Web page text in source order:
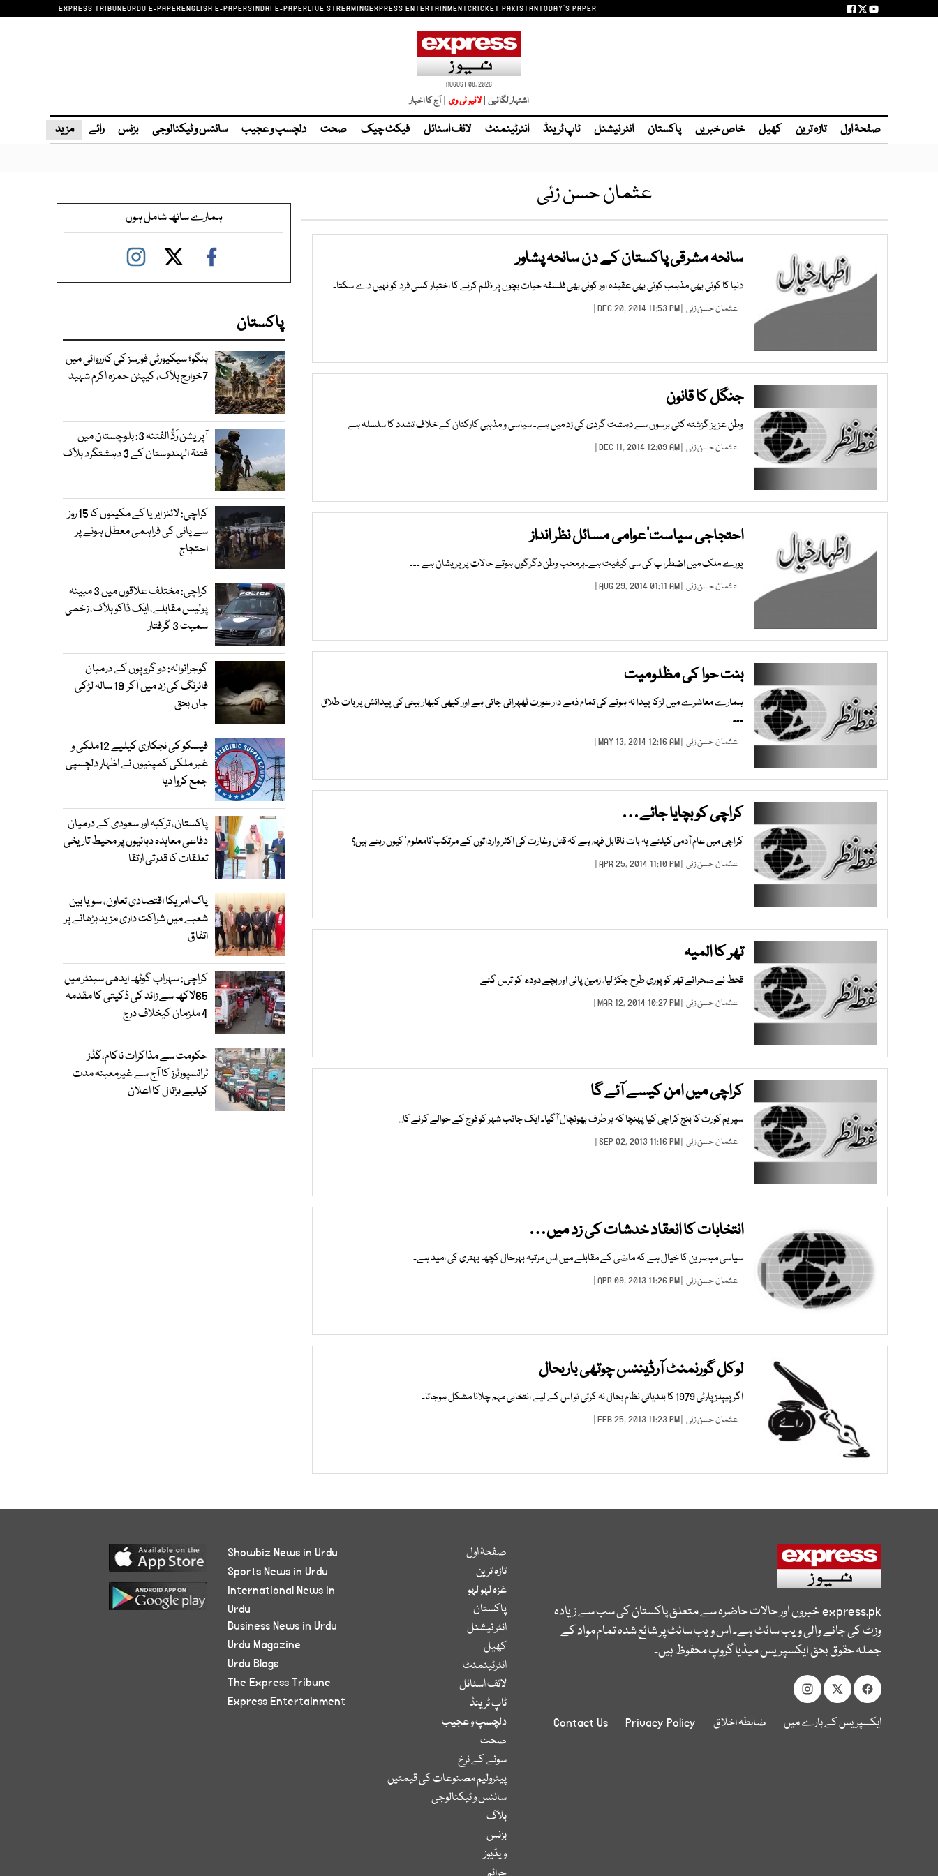
EXPRESS TRIBUNEURDU E-PAPERENGLISH E-PAPERSINDHI E-PAPERLIVE STREAMINGEXPRESS ENTERTAINMENTCRICKET PAKISTANTODAY'S PAPER
AUGUST 08, 2026
اشتہار لگائیں |لائیو ٹی وی | آج کا اخبار
صفحۂ اول تازہ ترین کھیل خاص خبریں پاکستان انٹر نیشنل ٹاپ ٹرینڈ انٹرٹینمنٹ لائف اسٹائل فیکٹ چیک صحت دلچسپ و عجیب سائنس و ٹیکنالوجی بزنس رائے مزید
عثمان حسن زئی
سانحہ مشرقی پاکستان کے دن سانحہ پشاور
دنیا کا کوئی بھی مذہب کوئی بھی عقیدہ اور کوئی بھی فلسفہ حیات بچوں پر ظلم کرنے کا اختیار کسی فرد کو نہیں دے سکتا۔
عثمان حسن زئی | DEC 20, 2014 11:53 PM |
جنگل کا قانون
وطن عزیز گزشتہ کئی برسوں سے دہشت گردی کی زد میں ہے۔ سیاسی و مذہبی کارکنان کے خلاف تشدد کا سلسلہ ہے
عثمان حسن زئی | DEC 11, 2014 12:09 AM |
احتجاجی سیاست‘عوامی مسائل نظر انداز
پورے ملک میں اضطراب کی سی کیفیت ہے۔ہرمحب وطن دگرگوں ہوتے حالات پر پریشان ہے ۔۔۔
عثمان حسن زئی | AUG 29, 2014 01:11 AM |
بنت حوا کی مظلومیت
ہمارے معاشرے میں لڑکا پیدا نہ ہونے کی تمام ذمے دار عورت ٹھہرائی جاتی ہے اور کبھی کبھار بیٹی کی پیدائش پر بات طلاق
۔۔۔
عثمان حسن زئی | MAY 13, 2014 12:16 AM |
کراچی کو بچایا جائے…
کراچی میں عام آدمی کیلئے یہ بات ناقابل فہم ہے کہ قتل وغارت کی اکثر وارداتوں کے مرتکب’نامعلوم‘ کیوں رہتے ہیں؟
عثمان حسن زئی | APR 25, 2014 11:10 PM |
تھر کا المیہ
قحط نے صحرائے تھر کو پوری طرح جکڑ لیا، زمین پانی اور بچے دودھ کو ترس گئے
عثمان حسن زئی | MAR 12, 2014 10:27 PM |
کراچی میں امن کیسے آئے گا
سپریم کورٹ کا بنچ کراچی کیا پہنچا کہ ہر طرف بھونچال آگیا۔ ایک جانب شہر کو فوج کے حوالے کرنے کا...
عثمان حسن زئی | SEP 02, 2013 11:16 PM |
انتخابات کا انعقاد خدشات کی زد میں…
سیاسی مبصرین کا خیال ہے کہ ماضی کے مقابلے میں اس مرتبہ بہرحال کچھ بہتری کی امید ہے۔
عثمان حسن زئی | APR 09, 2013 11:26 PM |
لوکل گورنمنٹ آرڈیننس چوتھی باربحال
اگر پیپلزپارٹی 1979 کا بلدیاتی نظام بحال نہ کرتی تو اس کے لیے انتخابی مہم چلانا مشکل ہوجاتا۔
عثمان حسن زئی | FEB 25, 2013 11:23 PM |
ہمارے ساتھ شامل ہوں
پاکستان
ہنگو؛ سیکیورٹی فورسز کی کارروائی میں
7خوارج ہلاک، کیپٹن حمزہ اکرم شہید
آپریشن رَدُّ الفتنہ 3: بلوچستان میں
فتنۃ الہندوستان کے 3 دہشتگرد ہلاک
کراچی: لائنز ایریا کے مکینوں کا 15 روز
سے پانی کی فراہمی معطل ہونے پر
احتجاج
کراچی: مختلف علاقوں میں 3 مبینہ
پولیس مقابلے، ایک ڈاکو ہلاک، زخمی
سمیت 3 گرفتار
گوجرانوالہ: دو گروپوں کے درمیان
فائرنگ کی زد میں آکر 19 سالہ لڑکی
جاں بحق
فیسکو کی نجکاری کیلیے 12ملکی و
غیر ملکی کمپنیوں نے اظہارِ دلچسپی
جمع کروا دیا
پاکستان، ترکیہ اور سعودی کے درمیان
دفاعی معاہدہ دہائیوں پر محیط تاریخی
تعلقات کا قدرتی ارتقا
پاک امریکا اقتصادی تعاون، سویا بین
شعبے میں شراکت داری مزید بڑھانے پر
اتفاق
کراچی: سہراب گوٹھ ایدھی سینٹر میں
65لاکھ سے زائد کی ڈکیتی کا مقدمہ
4 ملزمان کیخلاف درج
حکومت سے مذاکرات ناکام،گڈز
ٹرانسپورٹرز کا آج سے غیرمعینہ مدت
کیلیے ہڑتال کا اعلان
express.pkخبروں اور حالات حاضرہ سے متعلق پاکستان کی سب سے زیادہ
وزٹ کی جانے والی ویب سائٹ ہے۔ اس ویب سائٹ پر شائع شدہ تمام مواد کے
جملہ حقوق بحق ایکسپریس میڈیا گروپ محفوظ ہیں۔
ایکسپریس کے بارے میں ضابطہ اخلاق Privacy Policy
Contact Us
صفحۂ اول
تازہ ترین
غزہ لہو لہو
پاکستان
انٹر نیشنل
کھیل
انٹرٹینمنٹ
لائف اسٹائل
ٹاپ ٹرینڈ
دلچسپ و عجیب
صحت
سونے کے نرخ
پیٹرولیم مصنوعات کی قیمتیں
سائنس و ٹیکنالوجی
بلاگ
بزنس
ویڈیوز
Showbiz News in Urdu
Sports News in Urdu
International News in
Urdu
Business News in Urdu
Urdu Magazine
Urdu Blogs
The Express Tribune
Express Entertainment